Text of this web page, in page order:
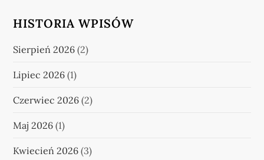
HISTORIA WPISÓW
Sierpień 2026 (2)
Lipiec 2026 (1)
Czerwiec 2026 (2)
Maj 2026 (1)
Kwiecień 2026 (3)